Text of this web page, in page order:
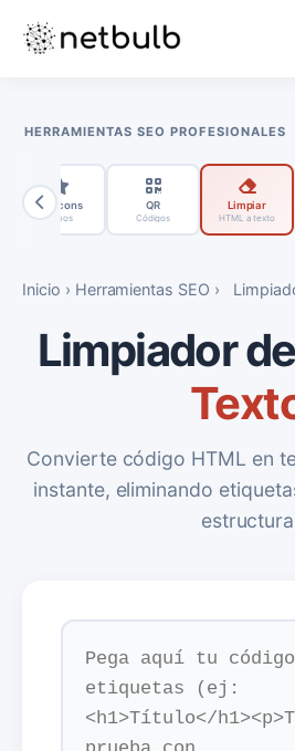
HERRAMIENTAS SEO PROFESIONALES
Favicons
Iconos
QR
Códigos
Limpiar
HTML a texto
Inicio › Herramientas SEO ›
Limpiador de
Convierte código HTML en
instante, eliminando
estructura